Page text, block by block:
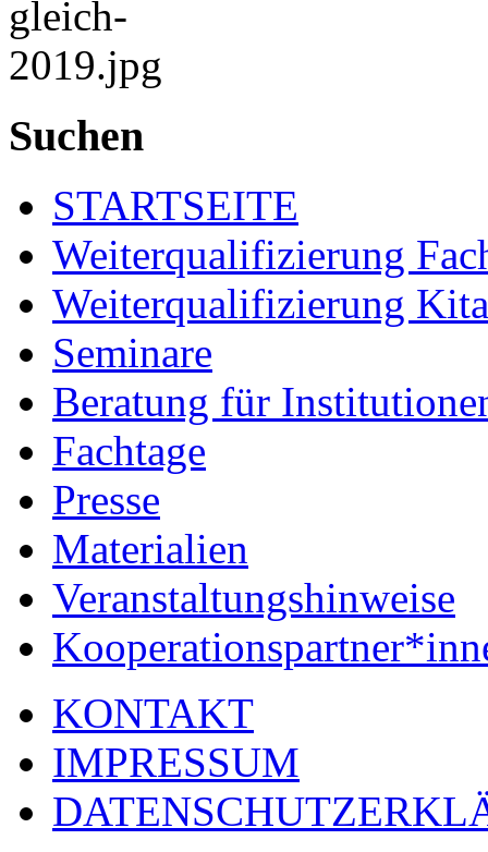
Suchen
STARTSEITE
Weiterqualifizierung
Weiterqualifizierung
Seminare
Beratung für
Fachtage
Presse
Materialien
Veranstaltungshinweise
KONTAKT
IMPRESSUM